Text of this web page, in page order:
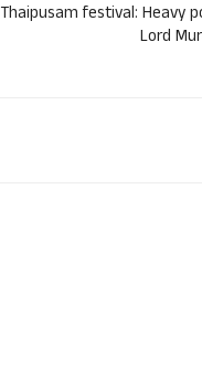
Thaipusam festival: Heavy
Lord